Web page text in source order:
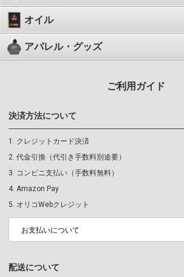
オイル
アパレル・グッズ
ご利用ガイド
決済方法について
クレジットカード決済
代金引換（代引き手数料別途要）
コンビニ支払い（手数料無料）
Amazon Pay
オリコWebクレジット
お支払いについて
配送について